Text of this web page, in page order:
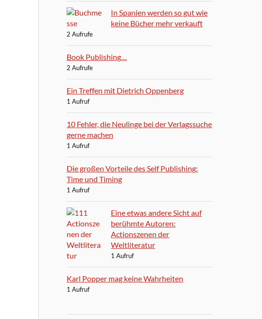
In Spanien werden so gut wie
keine Bücher mehr verkauft
2 Aufrufe
Book Publishing…
2 Aufrufe
Ein Treffen mit Dietrich Oppenberg
1 Aufruf
10 Fehler, die Neulinge bei der Verlagssuche
gerne machen
1 Aufruf
Die großen Vorteile des Self Publishing:
Time und Timing
1 Aufruf
Eine etwas andere Sicht auf
berühmte Autoren:
Actionszenen der
Weltliteratur
1 Aufruf
Karl Popper mag keine Wahrheiten
1 Aufruf